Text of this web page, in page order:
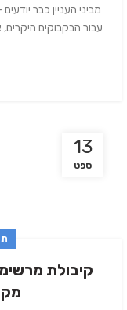
מביני העניין כבר
עבור הבקבוקים
13
ספט
קיבולת